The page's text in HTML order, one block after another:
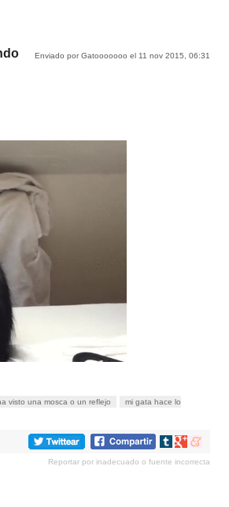
Enviado por Gatooooooo el 11 nov 2015, 06:31
visto una mosca o un reflejo
mi gata hace lo
Compartir
tumblr
Compartir
Google+
Compartir
meneame
Reportar por inadecuado o fuente incorrecta